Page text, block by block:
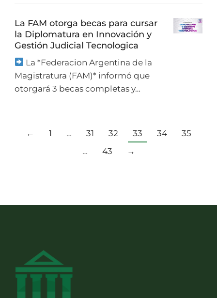
La FAM otorga becas para cursar
la Diplomatura en Innovación y
Gestión Judicial Tecnologica
La *Federacion Argentina de la
Magistratura (FAM)* informó que
otorgará 3 becas completas y…
← 1 … 31 32 33 34
35
…
43 →